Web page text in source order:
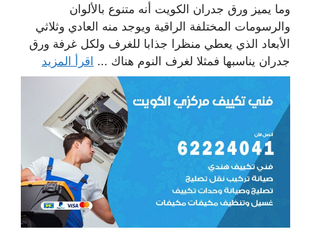
وما يميز ورق جدران الكويت أنه متنوع بالألوان
والرسومات المختلفة الراقية ويوجد منه العادي وثلاثي
الأبعاد الذي يعطي منظرا جذابا للغرف ولكل غرفة ورق
جدران يناسبها فمثلا لغرف النوم هناك ... اقرأ المزيد